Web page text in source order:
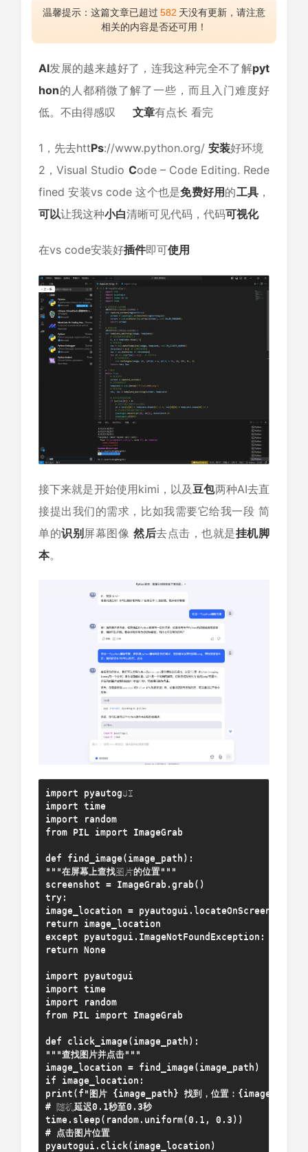
温馨提示：这篇文章已超过 582 天没有更新，请注意
相关的内容是否还可用！
AI发展的越来越好了，连我这种完全不了解pyt
hon的人都稍微了解了一些，而且入门难度好
低。不由得感叹 文章有点长 看完
1，先去httPs://www.python.org/ 安装好环境
2，Visual Studio Code – Code Editing. Rede
fined 安装vs code 这个也是免费好用 的工具 ，
可以让我这种小白清晰可见代码，代码可视化
在vs code安装好插件即可使用
接下来就是开始使用kimi，以及 豆包两种AI去直
接提出我们的需求，比如我需要它给我一段 简
单的识别屏幕图像 然后去点击，也就是挂机脚
本。
import pyautogUI
import time
import random
from PIL import ImageGrab
def find_image(image_path):
"""在屏幕上查找图片的位置"""
screenshot = ImageGrab.grab()
try:
image_location =
return image_location
except pyautogui.ImageNotFoundException:
return None
import pyautogui
import time
import random
from PIL import ImageGrab
def click_image(image_path):
"""查找图片并点击"""
image_location = find_image(image_path)
if image_location:
print(f"图片 {image_path} 找到，位置：
# 随机 延迟0.1秒至0.3秒
time.sleep(random.uniform(0.1, 0.3))
# 点击图片位置
pyautogui.click(image_location)